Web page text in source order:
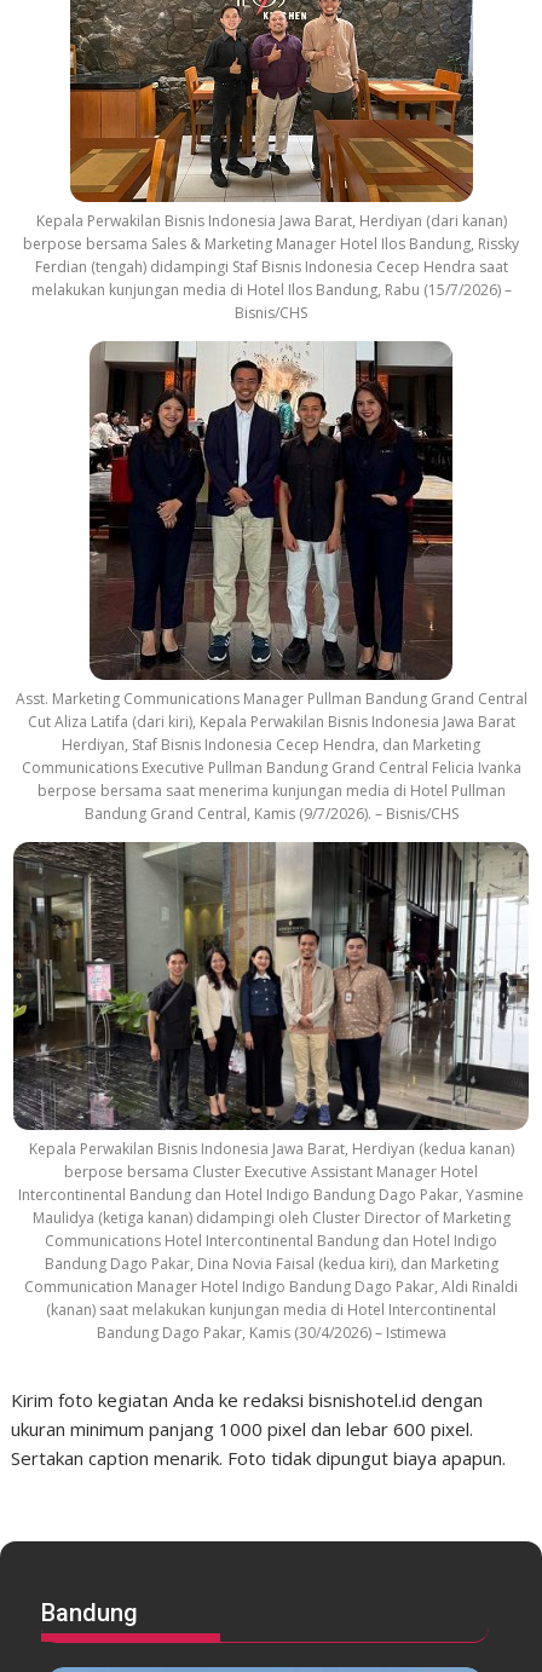
Kepala Perwakilan Bisnis Indonesia Jawa Barat, Herdiyan (dari kanan)
berpose bersama Sales & Marketing Manager Hotel Ilos Bandung, Rissky
Ferdian (tengah) didampingi Staf Bisnis Indonesia Cecep Hendra saat
melakukan kunjungan media di Hotel Ilos Bandung, Rabu (15/7/2026) –
Bisnis/CHS
Asst. Marketing Communications Manager Pullman Bandung Grand Central
Cut Aliza Latifa (dari kiri), Kepala Perwakilan Bisnis Indonesia Jawa Barat
Herdiyan, Staf Bisnis Indonesia Cecep Hendra, dan Marketing
Communications Executive Pullman Bandung Grand Central Felicia Ivanka
berpose bersama saat menerima kunjungan media di Hotel Pullman
Bandung Grand Central, Kamis (9/7/2026). – Bisnis/CHS
Kepala Perwakilan Bisnis Indonesia Jawa Barat, Herdiyan (kedua kanan)
berpose bersama Cluster Executive Assistant Manager Hotel
Intercontinental Bandung dan Hotel Indigo Bandung Dago Pakar, Yasmine
Maulidya (ketiga kanan) didampingi oleh Cluster Director of Marketing
Communications Hotel Intercontinental Bandung dan Hotel Indigo
Bandung Dago Pakar, Dina Novia Faisal (kedua kiri), dan Marketing
Communication Manager Hotel Indigo Bandung Dago Pakar, Aldi Rinaldi
(kanan) saat melakukan kunjungan media di Hotel Intercontinental
Bandung Dago Pakar, Kamis (30/4/2026) – Istimewa
Kirim foto kegiatan Anda ke redaksi bisnishotel.id dengan
ukuran minimum panjang 1000 pixel dan lebar 600 pixel.
Sertakan caption menarik. Foto tidak dipungut biaya apapun.
Bandung